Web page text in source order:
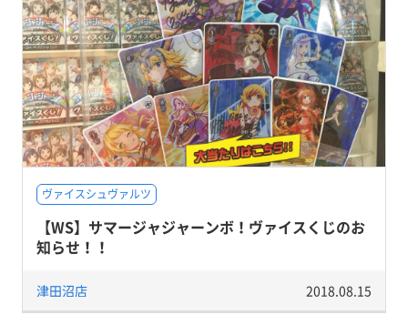
ヴァイスシュヴァルツ
【WS】サマージャジャーンボ！ヴァイスくじのお
知らせ！！
津田沼店 2018.08.15